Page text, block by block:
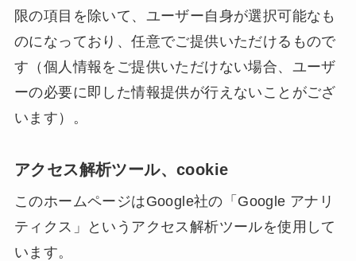
限の項目を除いて、ユーザー自身が選択可能なも
のになっており、任意でご提供いただけるもので
す（個人情報をご提供いただけない場合、ユーザ
ーの必要に即した情報提供が行えないことがござ
います）。
アクセス解析ツール、cookie
このホームページはGoogle社の「Google アナリ
ティクス」というアクセス解析ツールを使用して
います。